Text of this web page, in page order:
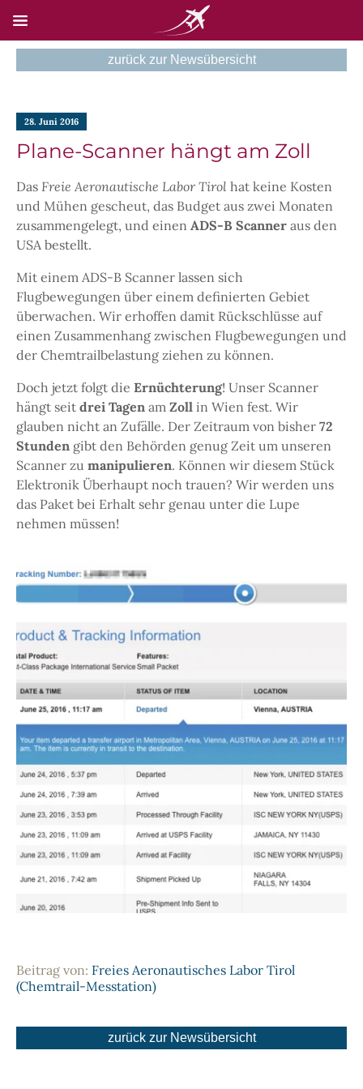
NEWSEN
SKYSCAN
TECHNIK
NEUE UNTERSEITE
KONTAKT
zurück zur Newsübersicht
28. Juni 2016
Plane-Scanner hängt am Zoll
Das Freie Aeronautische Labor Tirol hat keine Kosten
und Mühen gescheut, das Budget aus zwei Monaten
zusammengelegt, und einen ADS-B Scanner aus den
USA bestellt.
Mit einem ADS-B Scanner lassen sich
Flugbewegungen über einem definierten Gebiet
überwachen. Wir erhoffen damit Rückschlüsse auf
einen Zusammenhang zwischen Flugbewegungen und
der Chemtrailbelastung ziehen zu können.
Doch jetzt folgt die Ernüchterung! Unser Scanner
hängt seit drei Tagen am Zoll in Wien fest. Wir
glauben nicht an Zufälle. Der Zeitraum von bisher 72
Stunden gibt den Behörden genug Zeit um unseren
Scanner zu manipulieren. Können wir diesem Stück
Elektronik Überhaupt noch trauen? Wir werden uns
das Paket bei Erhalt sehr genau unter die Lupe
nehmen müssen!
Beitrag von: Freies Aeronautisches Labor Tirol
(Chemtrail-Messtation)
zurück zur Newsübersicht